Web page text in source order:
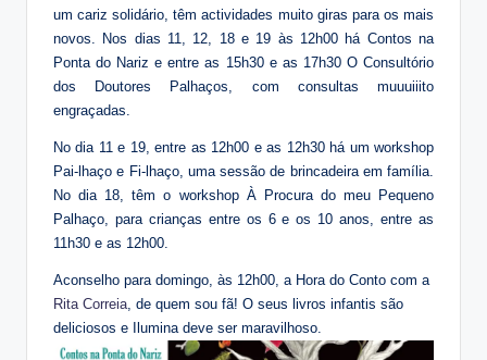
um cariz solidário, têm actividades muito giras para os mais
novos. Nos dias 11, 12, 18 e 19 às 12h00 há Contos na
Ponta do Nariz e entre as 15h30 e as 17h30 O Consultório
dos Doutores Palhaços, com consultas muuuiiito
engraçadas.
No dia 11 e 19, entre as 12h00 e as 12h30 há um workshop
Pai-lhaço e Fi-lhaço, uma sessão de brincadeira em família.
No dia 18, têm o workshop À Procura do meu Pequeno
Palhaço, para crianças entre os 6 e os 10 anos, entre as
11h30 e as 12h00.
Aconselho para domingo, às 12h00, a Hora do Conto com a
Rita Correia , de quem sou fã! O seus livros infantis são
deliciosos e Ilumina deve ser maravilhoso.